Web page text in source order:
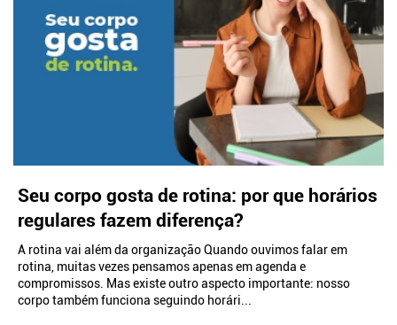
Seu corpo gosta de rotina: por que horários
regulares fazem diferença?
A rotina vai além da organização Quando ouvimos falar em
rotina, muitas vezes pensamos apenas em agenda e
compromissos. Mas existe outro aspecto importante: nosso
corpo também funciona seguindo horári...